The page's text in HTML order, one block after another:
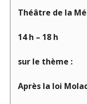
Théâtre de la
14 h – 18 h
sur le thème :
Après la loi